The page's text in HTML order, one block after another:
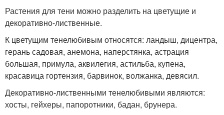
Растения для тени можно разделить на цветущие и
декоративно-лиственные.
К цветущим тенелюбивым относятся: ландыш, дицентра,
герань садовая, анемона, наперстянка, астрация
большая, примула, аквилегия, астильба, купена,
красавица гортензия, барвинок, волжанка, девясил.
Декоративно-лиственными тенелюбивыми являются:
хосты, гейхеры, папоротники, бадан, брунера.